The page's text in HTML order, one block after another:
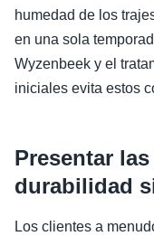
humedad de los
en una sola
Wyzenbeek y el
iniciales evita estos
Presentar
durabilidad
Los clientes a